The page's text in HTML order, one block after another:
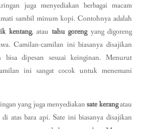
juga menyediakan berbagai macam
sambil minum kopi. Contohnya adalah
kentang, atau tahu gorengyang digoreng
Camilan-camilan ini biasanya disajikan
dipesan sesuai keinginan. Menurut
ini sangat cocok untuk menemani
yang juga menyediakansate kerangatau
atas bara api. Sate ini biasanya disajikan